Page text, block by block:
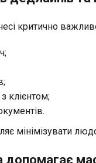
критично
клієнтом;
мінімізувати
допомагає